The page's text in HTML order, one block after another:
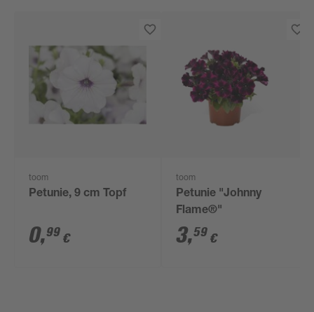
toom
Petunie, 9 cm Topf
0,99 €
toom
Petunie "Johnny
Flame®"
3,59 €